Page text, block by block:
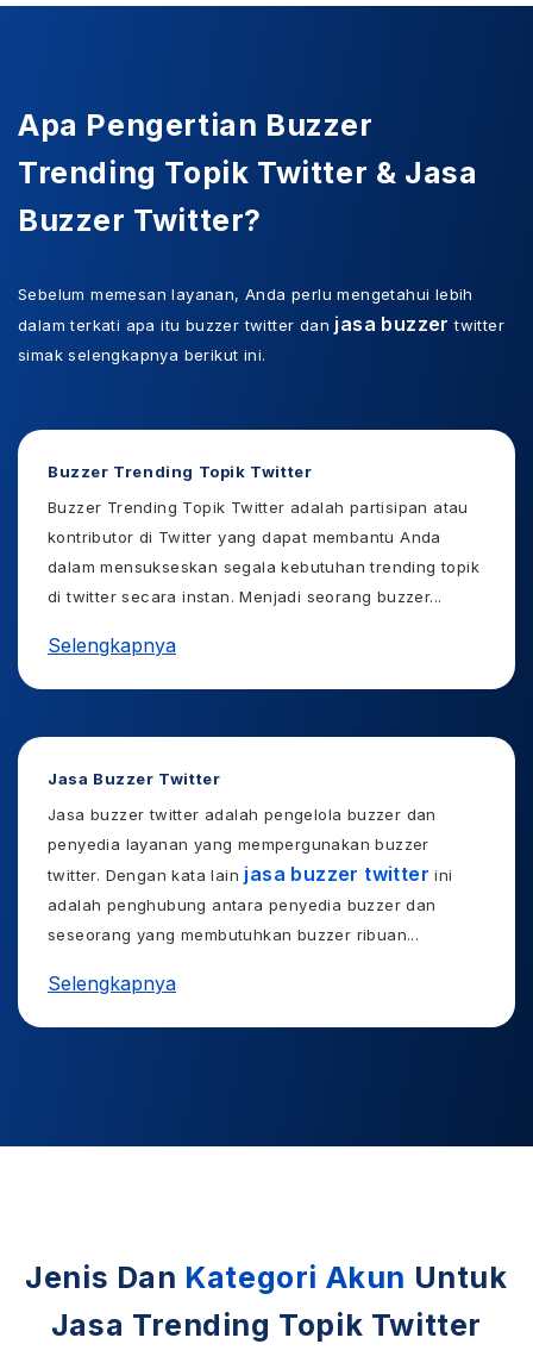
Apa Pengertian Buzzer
Trending Topik Twitter & Jasa
Buzzer Twitter?
Sebelum memesan layanan, Anda perlu mengetahui lebih
dalam terkati apa itu buzzer twitter dan jasa buzzer twitter
simak selengkapnya berikut ini.
Buzzer Trending Topik Twitter
Buzzer Trending Topik Twitter adalah partisipan atau
kontributor di Twitter yang dapat membantu Anda
dalam mensukseskan segala kebutuhan trending topik
di twitter secara instan. Menjadi seorang buzzer...
Selengkapnya
Jasa Buzzer Twitter
Jasa buzzer twitter adalah pengelola buzzer dan
penyedia layanan yang mempergunakan buzzer
twitter. Dengan kata lain jasa buzzer twitter ini
adalah penghubung antara penyedia buzzer dan
seseorang yang membutuhkan buzzer ribuan...
Selengkapnya
Jenis Dan Kategori Akun Untuk
Jasa Trending Topik Twitter